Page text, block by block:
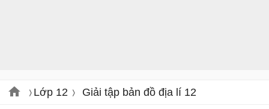
Lớp 12 Giải tập bản đồ địa lí 12